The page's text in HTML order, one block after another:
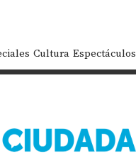
Cultura Espectáculos